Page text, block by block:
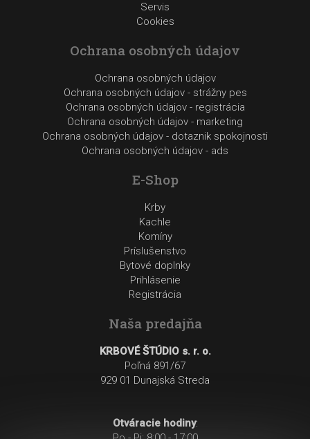
Servis
Cookies
Ochrana osobných údajov
Ochrana osobných údajov
Ochrana osobných údajov - strážny pes
Ochrana osobných údajov - registrácia
Ochrana osobných údajov - marketing
Ochrana osobných údajov - dotaznik spokojnosti
Ochrana osobných údajov - ads
E-Shop
Krby
Kachle
Komíny
Príslušenstvo
Bytové doplnky
Prihlásenie
Registrácia
Naša predajňa
KRBOVÉ ŠTÚDIO s. r. o.
Poľná 891/67
929 01 Dunajská Streda
Otváracie hodiny: